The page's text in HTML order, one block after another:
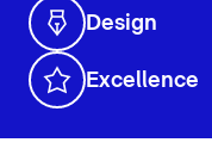
Design
Excellence